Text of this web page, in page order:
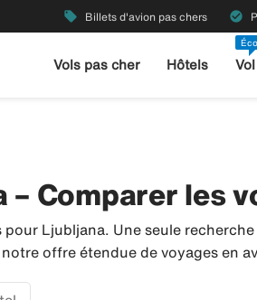
local_offer Billets d'avion pas chers check_circle
Vols pas cher Hôtels
– Comparer les
Ljubljana. Une seule
offre étendue de voyages en